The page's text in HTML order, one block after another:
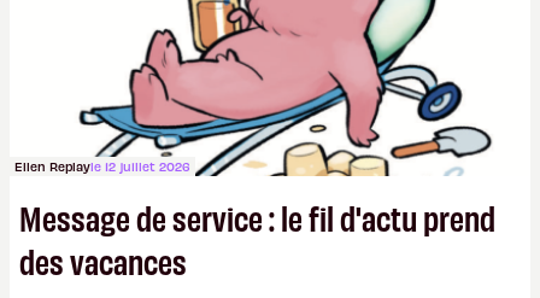
avec du pouvoir d'achat.P.
Ellen Replayle 12 juillet 2026
Message de service : le fil d'actu prend
des vacances